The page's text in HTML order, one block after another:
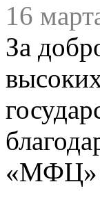
16
За
«МФЦ»